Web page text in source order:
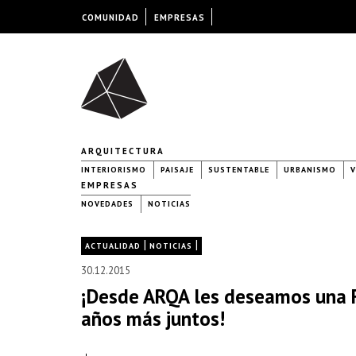
ARQUITECTURA
INTERIORISMO PAISAJE SUSTENTABLE URBANISMO
EMPRESAS
NOVEDADES NOTICIAS
ACTUALIDAD | NOTICIAS |
30.12.2015
¡Desde ARQA les deseamos
años más juntos!
COMUNIDAD EMPRESAS